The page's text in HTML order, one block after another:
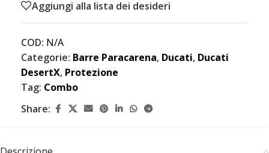
Aggiungi alla lista dei desideri
COD: N/A
Categorie: Barre Paracarena, Ducati, Ducati
DesertX, Protezione
Tag: Combo
Share: